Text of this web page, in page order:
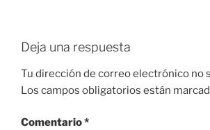
Deja una respuesta
Tu dirección de correo electrónico no
Los campos obligatorios están
Comentario*